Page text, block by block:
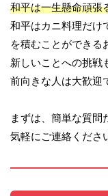
和平は一生懸命頑張
和平はカニ料理だけ
を積むことができる
新しいことへの挑戦
前向きな人は大歓迎
まずは、簡単な質
気軽にご連絡くださ